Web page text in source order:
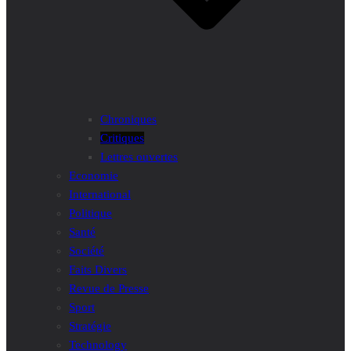
Chroniques
Critiques
Lettres ouvertes
Economie
International
Politique
Santé
Société
Faits Divers
Revue de Presse
Sport
Stratégie
Technology